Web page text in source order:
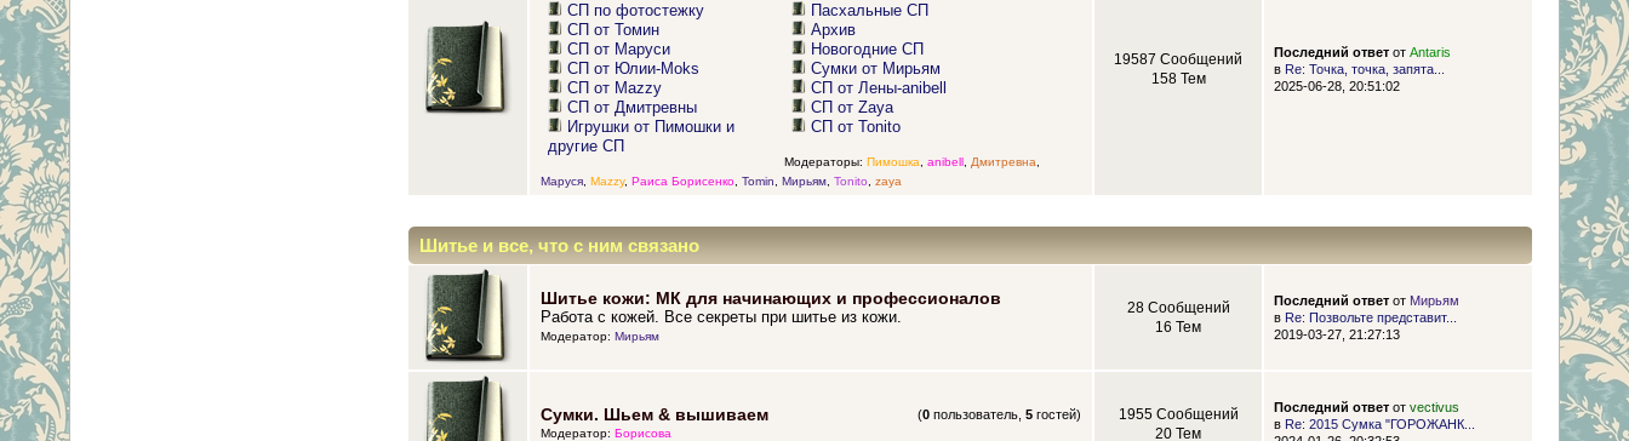
СП по фотостежку
СП от Томин
СП от Маруси
СП от Юлии-Moks
СП от Mazzy
СП от Дмитревны
Игрушки от Пимошки и
другие СП
Пасхальные СП
Архив
Новогодние СП
Сумки от Мирьям
СП от Лены-anibell
СП от Zaya
СП от Tonito
Модераторы: Пимошка anibell, Дмитревна
Маруся, Mazzy, Раиса Борисенко, Tomin Мирьям, Tonito zaya
19587 Сообщений
158 Тем
Последний ответот Antaris
в Re: Точка, точка, запята...
2025-06-28, 20:51:02
Шитье и все, что с ним связано
Шитье кожи: МК для начинающих и профессионалов
Работа с кожей. Все секреты при шитье из кожи.
Модератор: Мирьям
28 Сообщений
16 Тем
Последний ответот Мирьям
в Re: Позвольте представит...
2019-03-27, 21:27:13
Сумки. Шьем & вышиваем (0 пользователь,5 гостей)
Модератор: Борисова
1955 Сообщений
20 Тем
Последний ответот vectivus
в Re: 2015 Сумка "ГОРОЖАНК...